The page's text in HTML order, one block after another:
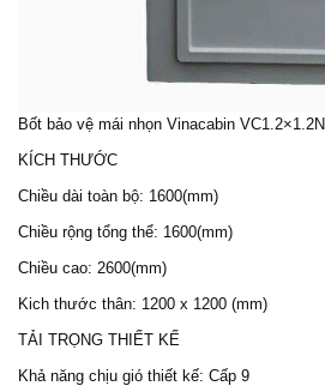
Bốt bảo vệ mái nhọn Vinacabin VC1.2×1.2N
KÍCH THƯỚC
Chiều dài toàn bộ: 1600(mm)
Chiều rộng tổng thể: 1600(mm)
Chiều cao: 2600(mm)
Kich thước thân: 1200 x 1200 (mm)
TẢI TRỌNG THIẾT KẾ
Khả năng chịu gió thiết kế: Cấp 9